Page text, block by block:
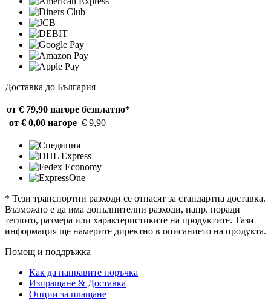
Доставка до България
от € 79,90 нагоре безплатно*
от € 0,00 нагоре € 9,90
* Тези транспортни разходи се отнасят за стандартна доставка.
Възможно е да има допълнителни разходи, напр. поради
теглото, размера или характеристиките на продуктите. Тази
информация ще намерите директно в описанието на продукта.
Помощ и поддръжка
Как да направите поръчка
Изпращане & Доставка
Опции за плащане